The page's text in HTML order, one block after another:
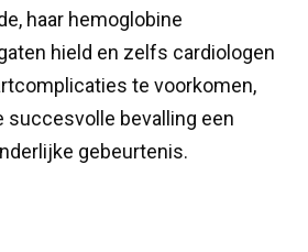
haar hemoglobine
hield en zelfs cardiologen
te voorkomen,
succesvolle bevalling een
gebeurtenis.